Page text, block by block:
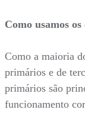
Como usamos os
Como a maioria
primários e de
primários são
funcionamento